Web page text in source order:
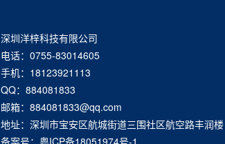
深圳洋梓科技有限公司
电话：0755-83014605
手机：18123921113
QQ：884081833
邮箱：884081833@qq.com
地址：深圳市宝安区航城街道三围社区航空路丰润楼
备案号： 粤ICP备18051974号-1